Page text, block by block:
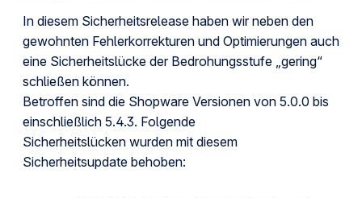
In diesem Sicherheitsrelease haben wir neben den
gewohnten Fehlerkorrekturen und Optimierungen auch
eine Sicherheitslücke der Bedrohungsstufe „gering“
schließen können.
Betroffen sind die Shopware Versionen von 5.0.0 bis
einschließlich 5.4.3. Folgende
Sicherheitslücken wurden mit diesem
Sicherheitsupdate behoben: